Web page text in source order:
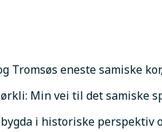
Tromsøs eneste samiske
Min vei til det samiske
i historiske perspektiv